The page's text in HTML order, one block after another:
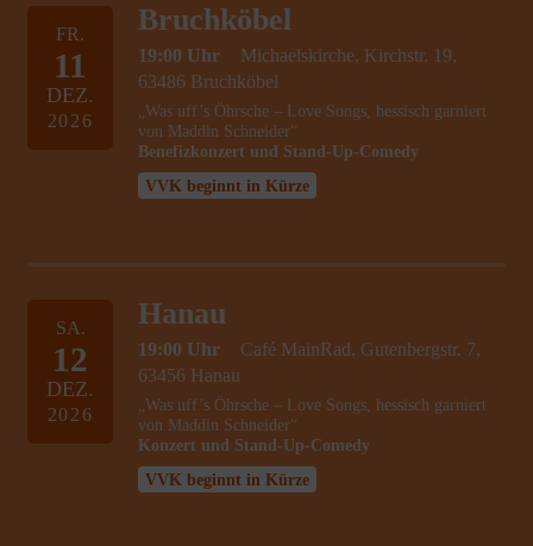
FR.
11
DEZ.
2026
Bruchköbel
19:00 Uhr
Michaelskirche, Kirchstr. 19,
63486 Bruchköbel
„Was uff’s Öhrsche – Love Songs, hessisch garniert
von Maddin Schneider“
Benefizkonzert und Stand-Up-Comedy
VVK beginnt in Kürze
SA.
12
DEZ.
2026
Hanau
19:00 Uhr
Café MainRad, Gutenbergstr. 7,
63456 Hanau
„Was uff’s Öhrsche – Love Songs, hessisch garniert
von Maddin Schneider“
Konzert und Stand-Up-Comedy
VVK beginnt in Kürze